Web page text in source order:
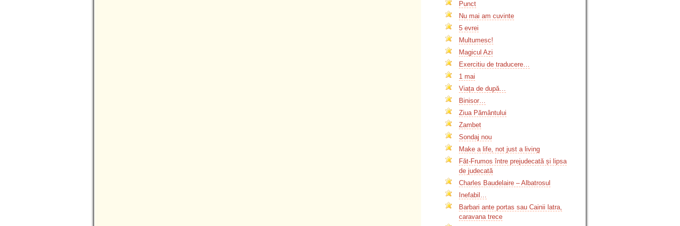
Punct
Nu mai am cuvinte
5 evrei
Multumesc!
Magicul Azi
Exercitiu de traducere…
1 mai
Viața de după…
Binisor…
Ziua Pământului
Zambet
Sondaj nou
Make a life, not just a living
Făt-Frumos între prejudecată și lipsa
de judecată
Charles Baudelaire – Albatrosul
Inefabil…
Barbari ante portas sau Cainii latra,
caravana trece